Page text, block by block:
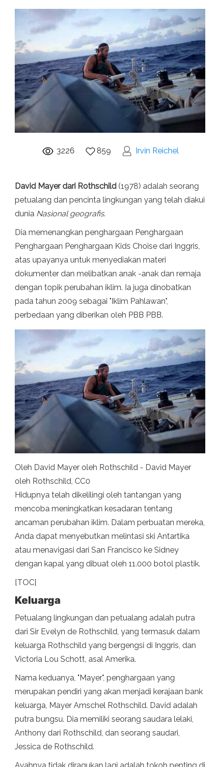
3226 859 Irvin Reichel
David Mayer dari Rothschild (1978) adalah seorang
petualang dan pencinta lingkungan yang telah diakui
dunia Nasional geografis.
Dia memenangkan penghargaan Penghargaan
Penghargaan Penghargaan Kids Choise dari Inggris,
atas upayanya untuk menyediakan materi
dokumenter dan melibatkan anak -anak dan remaja
dengan topik perubahan iklim. Ia juga dinobatkan
pada tahun 2009 sebagai "Iklim Pahlawan",
perbedaan yang diberikan oleh PBB PBB.
Oleh David Mayer oleh Rothschild - David Mayer
oleh Rothschild, CC0
Hidupnya telah dikelilingi oleh tantangan yang
mencoba meningkatkan kesadaran tentang
ancaman perubahan iklim. Dalam perbuatan mereka,
Anda dapat menyebutkan melintasi ski Antartika
atau menavigasi dari San Francisco ke Sidney
dengan kapal yang dibuat oleh 11.000 botol plastik.
[TOC]
Keluarga
Petualang lingkungan dan petualang adalah putra
dari Sir Evelyn de Rothschild, yang termasuk dalam
keluarga Rothschild yang bergengsi di Inggris, dan
Victoria Lou Schott, asal Amerika.
Nama keduanya, "Mayer", penghargaan yang
merupakan pendiri yang akan menjadi kerajaan bank
keluarga, Mayer Amschel Rothschild. David adalah
putra bungsu. Dia memiliki seorang saudara lelaki,
Anthony dari Rothschild, dan seorang saudari,
Jessica de Rothschild.